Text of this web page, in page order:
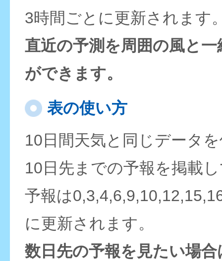
3時間ごとに更新されます
直近の予測を周囲の風と
ができます。
表の使い方
10日間天気と同じデータ
10日先までの予報を掲載
予報は
に更新されます。
数日先の予報を見たい場